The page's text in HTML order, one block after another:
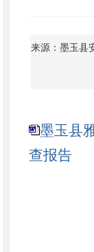
来源：墨玉县
墨玉县
查报告